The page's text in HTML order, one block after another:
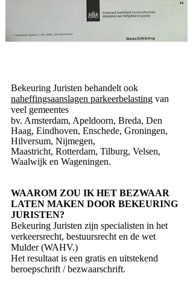
Bekeuring Juristen behandelt ook
naheffingsaanslagen parkeerbelasting van
veel gemeentes
bv. Amsterdam, Apeldoorn, Breda, Den
Haag, Eindhoven, Enschede, Groningen,
Hilversum, Nijmegen,
Maastricht, Rotterdam, Tilburg, Velsen,
Waalwijk en Wageningen.
WAAROM ZOU IK HET BEZWAAR
LATEN MAKEN DOOR BEKEURING
JURISTEN?
Bekeuring Juristen zijn specialisten in het
verkeersrecht, bestuursrecht en de wet
Mulder (WAHV.)
Het resultaat is een gratis en uitstekend
beroepschrift / bezwaarschrift.